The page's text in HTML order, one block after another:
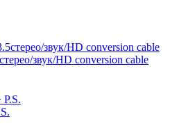
звук/HD conversion cable